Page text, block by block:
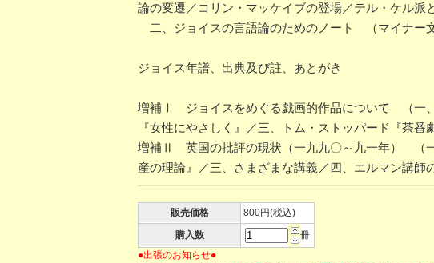
論の変遷／コリン・マッケイブの登場／テル・ケル派
二、ジョイスの言語論のためのノート （マイナー
ジョイス年譜、出典及び註、あとがき
増補Ⅰ ジョイスをめぐる戯画的作品について （一、
『女性にやさしく』／三、トム・ストッパード『茶番
増補Ⅱ 英国の批評の現状（一九九〇～九一年） （一
産の理論』／三、さまざまな講義／四、エルマン講師
販売価格
800円(税込)
購入数
冊
●出張のお知らせ●